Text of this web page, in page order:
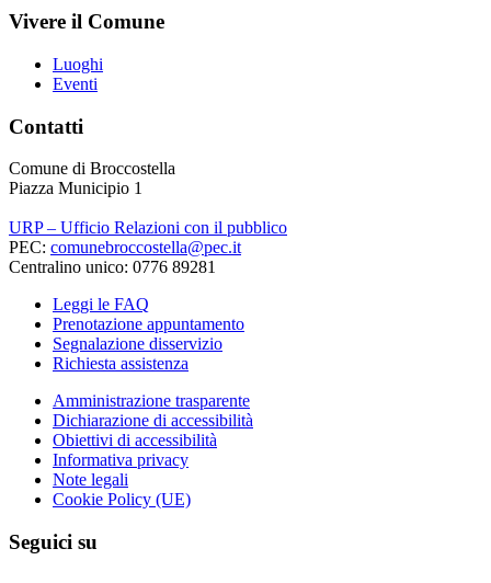
Vivere il Comune
Luoghi
Eventi
Contatti
Comune di Broccostella
Piazza Municipio 1
URP – Ufficio Relazioni con il pubblico
PEC: comunebroccostella@pec.it
Centralino unico: 0776 89281
Leggi le FAQ
Prenotazione appuntamento
Segnalazione disservizio
Richiesta assistenza
Amministrazione trasparente
Dichiarazione di accessibilità
Obiettivi di accessibilità
Informativa privacy
Note legali
Cookie Policy (UE)
Seguici su